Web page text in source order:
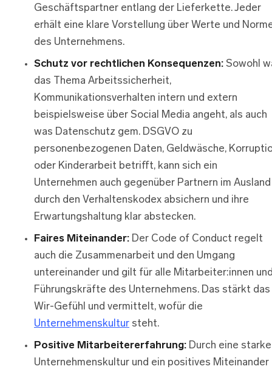
Geschäftspartner entlang der Lieferkette. Jeder
erhält eine klare Vorstellung über Werte und
des Unternehmens.
Schutz vor rechtlichen Konsequenzen: Sowohl
das Thema Arbeitssicherheit,
Kommunikationsverhalten intern und extern
beispielsweise über Social Media angeht, als auch
was Datenschutz gem. DSGVO zu
personenbezogenen Daten, Geldwäsche,
oder Kinderarbeit betrifft, kann sich ein
Unternehmen auch gegenüber Partnern im Ausland
durch den Verhaltenskodex absichern und ihre
Erwartungshaltung klar abstecken.
Faires Miteinander: Der Code of Conduct regelt
auch die Zusammenarbeit und den Umgang
untereinander und gilt für alle Mitarbeiter:innen
Führungskräfte des Unternehmens. Das stärkt das
Wir-Gefühl und vermittelt, wofür die
Unternehmenskultur steht.
Positive Mitarbeitererfahrung: Durch eine starke
Unternehmenskultur und ein positives Miteinander